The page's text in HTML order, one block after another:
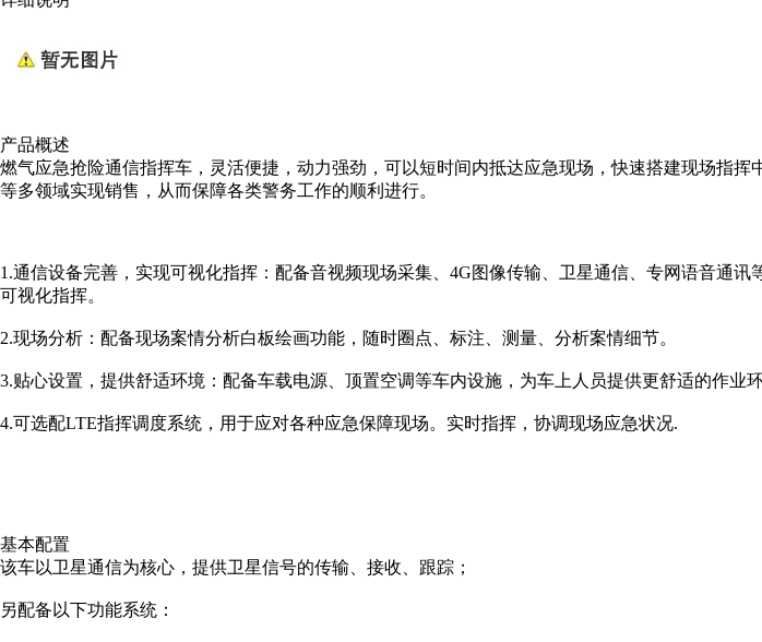
产品概述
燃气应急抢险通信指挥车，灵活便捷，动力强劲，可以短时间内抵达应急现场，快速搭建现场指
等多领域实现销售，从而保障各类警务工作的顺利进行。
1.通信设备完善，实现可视化指挥：配备音视频现场采集、4G图像传输、卫星通信、专网语音通
可视化指挥。
2.现场分析：配备现场案情分析白板绘画功能，随时圈点、标注、测量、分析案情细节。
3.贴心设置，提供舒适环境：配备车载电源、顶置空调等车内设施，为车上人员提供更舒适的作业环
4.可选配LTE指挥调度系统，用于应对各种应急保障现场。实时指挥，协调现场应急状况.
基本配置
该车以卫星通信为核心，提供卫星信号的传输、接收、跟踪；
另配备以下功能系统：